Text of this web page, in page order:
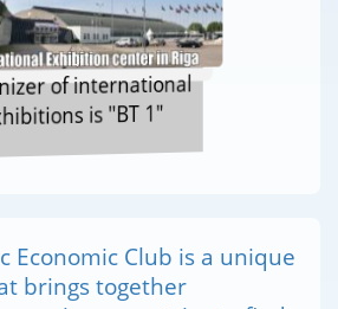
of international
is "BT 1"
Economic Club is a unique
brings together